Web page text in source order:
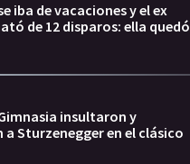
iba de vacaciones y el ex
de 12 disparos: ella quedó
insultaron y
a Sturzenegger en el clásico